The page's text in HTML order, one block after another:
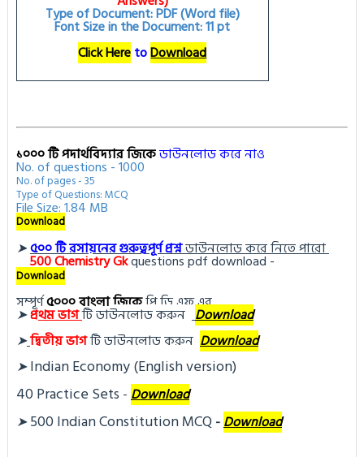
Type of Document: PDF (Word file)
Font Size in the Document: 11 pt
Click HeretoDownload
১০০০ টি পদার্থবিদ্যার জিকেডাউনলোড করে নাও
No. of questions - 1000
No. of pages - 35
Type of Questions: MCQ
File Size: 1.84 MB
Download
➤৫০০ টি রসায়নের গুরুত্বপূর্ণ প্রশ্নডাউনলোড করে নিতে পারো
500Chemistry Gkquestions pdf download -
Download
সম্পূর্ণ৫০০০ বাংলা জিকেপি ডি এফ এর
➤প্রথম ভাগটি ডাউনলোড করুন Download
➤দ্বিতীয় ভাগটি ডাউনলোড করুন Download
➤Indian Economy (English version)
40 Practice Sets - Download
➤500 Indian Constitution MCQ- Download